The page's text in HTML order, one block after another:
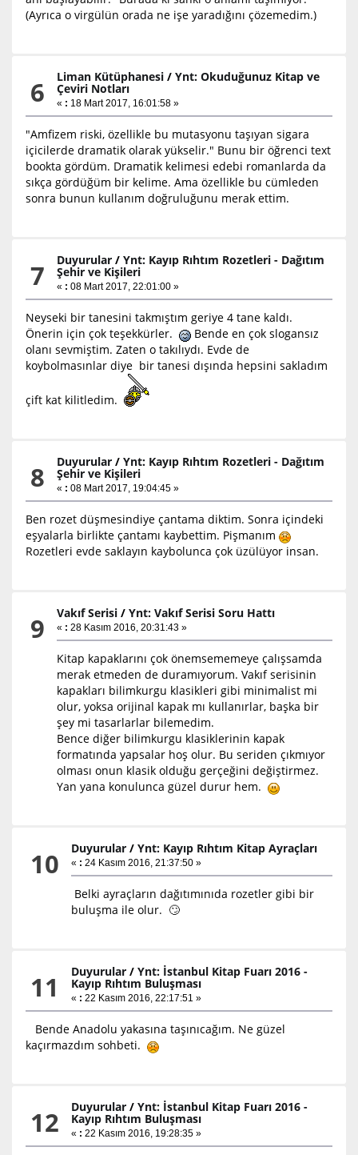
(Ayrıca o virgülün orada ne işe yaradığını çözemedim.)
6 Liman Kütüphanesi /Ynt: Okuduğunuz Kitap ve
Çeviri Notları
« : 18 Mart 2017, 16:01:58 »
"Amfizem riski, özellikle bu mutasyonu taşıyan sigara
içicilerde dramatik olarak yükselir." Bunu bir öğrenci text
bookta gördüm. Dramatik kelimesi edebi romanlarda da
sıkça gördüğüm bir kelime. Ama özellikle bu cümleden
sonra bunun kullanım doğruluğunu merak ettim.
7 Duyurular /Ynt: Kayıp Rıhtım Rozetleri - Dağıtım
Şehir ve Kişileri
« : 08 Mart 2017, 22:01:00 »
Neyseki bir tanesini takmıştım geriye 4 tane kaldı.
Önerin için çok teşekkürler.
Bende en çok slogansız
olanı sevmiştim. Zaten o takılıydı. Evde de
koybolmasınlar diye bir tanesi dışında hepsini sakladım
çift kat kilitledim.
8 Duyurular /Ynt: Kayıp Rıhtım Rozetleri - Dağıtım
Şehir ve Kişileri
« : 08 Mart 2017, 19:04:45 »
Ben rozet düşmesindiye çantama diktim. Sonra içindeki
eşyalarla birlikte çantamı kaybettim. Pişmanım
Rozetleri evde saklayın kaybolunca çok üzülüyor insan.
9 Vakıf Serisi /Ynt: Vakıf Serisi Soru Hattı
« : 28 Kasım 2016, 20:31:43 »
Kitap kapaklarını çok önemsememeye çalışsamda
merak etmeden de duramıyorum. Vakıf serisinin
kapakları bilimkurgu klasikleri gibi minimalist mi
olur, yoksa orijinal kapak mı kullanırlar, başka bir
şey mi tasarlarlar bilemedim.
Bence diğer bilimkurgu klasiklerinin kapak
formatında yapsalar hoş olur. Bu seriden çıkmıyor
olması onun klasik olduğu gerçeğini değiştirmez.
Yan yana konulunca güzel durur hem.
10 Duyurular /Ynt: Kayıp Rıhtım Kitap Ayraçları
« : 24 Kasım 2016, 21:37:50 »
Belki ayraçların dağıtımınıda rozetler gibi bir
buluşma ile olur. 🙄
11 Duyurular /Ynt: İstanbul Kitap Fuarı 2016 -
Kayıp Rıhtım Buluşması
« : 22 Kasım 2016, 22:17:51 »
Bende Anadolu yakasına taşınıcağım. Ne güzel
kaçırmazdım sohbeti.
12 Duyurular /Ynt: İstanbul Kitap Fuarı 2016 -
Kayıp Rıhtım Buluşması
« : 22 Kasım 2016, 19:28:35 »